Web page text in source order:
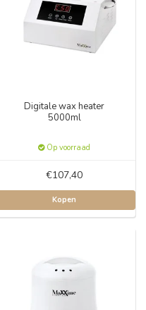
Digitale wax heater
5000ml
Op voorraad
€107,40
Kopen